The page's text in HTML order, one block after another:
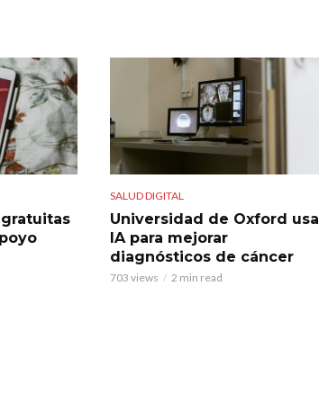
SALUD DIGITAL
Universidad de Oxford usa
IA para mejorar
diagnósticos de cáncer
703 views 2 min read